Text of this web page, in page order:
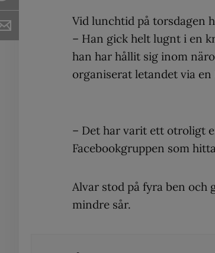
Vid lunchtid på torsdagen
– Han gick helt lugnt i en
han har hållit sig inom
organiserat letandet via en
– Det har varit ett otroligt
Facebookgruppen som
Alvar stod på fyra ben och
mindre sår.